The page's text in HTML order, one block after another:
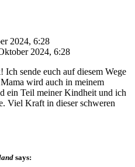
2024, 6:28
2024, 6:28
sende euch auf diesem Wege
wird auch in meinem
ein Teil meiner Kindheit und ich
Viel Kraft in dieser schweren
says: